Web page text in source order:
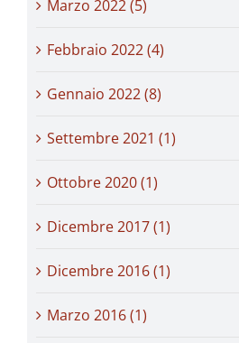
Marzo 2022 (5)
Febbraio 2022 (4)
Gennaio 2022 (8)
Settembre 2021 (1)
Ottobre 2020 (1)
Dicembre 2017 (1)
Dicembre 2016 (1)
Marzo 2016 (1)